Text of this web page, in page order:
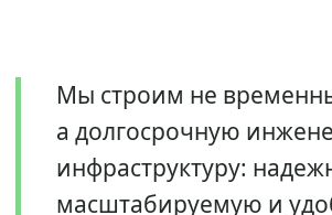
Мы строим не
а долгосрочную
инфраструктуру:
масштабируемую и